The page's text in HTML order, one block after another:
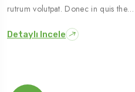
rutrum volutpat. Donec in quis the…
Detaylı Incele